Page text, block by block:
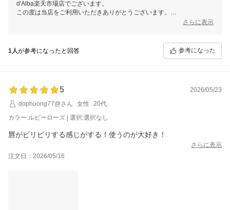
d'Alba楽天市場店でございます。
この度は当店をご利用いただきありがとうございます。
当店では今後も様々なイベントを予定しておりますので、ご愛顧頂けま
さらに表示
1人が参考になったと回答 参考になった
5
2026/05/23
dophuong77@さん
女性
20代
カラー:ルビーローズ | 選択:選択なし
唇がピリピリする感じがする！使うのが大好き！
さらに表示
注文日：2026/05/16